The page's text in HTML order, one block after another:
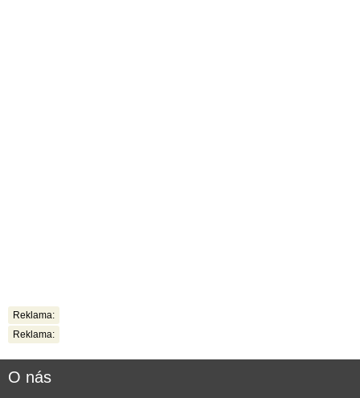
Reklama:
Reklama:
O nás